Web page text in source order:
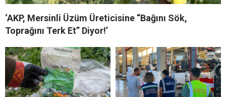
‘AKP, Mersinli Üzüm Üreticisine “Bağını Sök,
Toprağını Terk Et” Diyor!’